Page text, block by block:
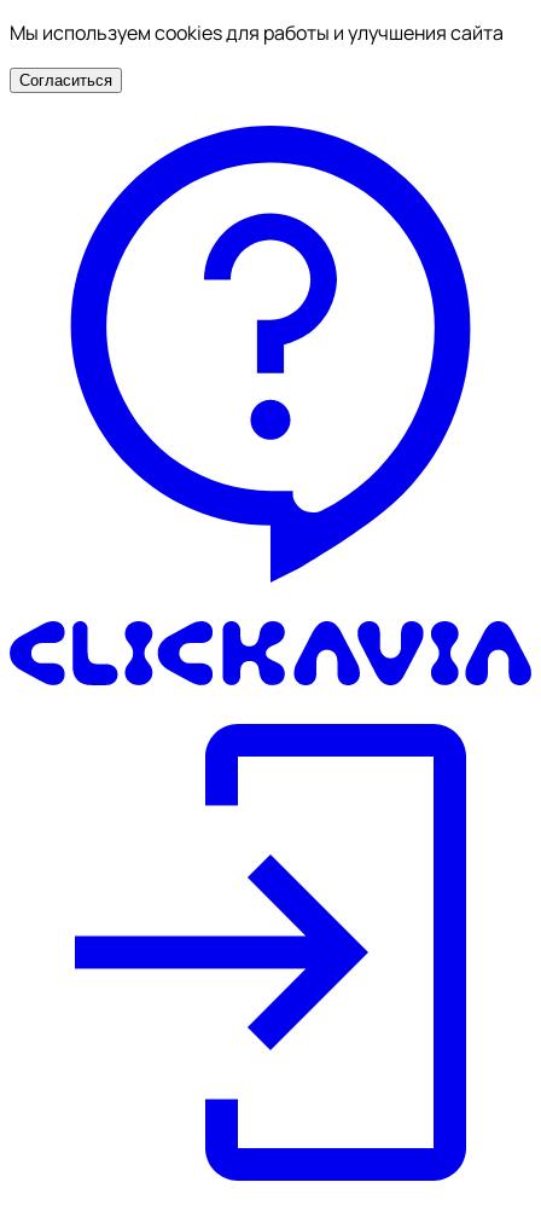
Мы используем cookies для работы и улучшения сайта
Согласиться